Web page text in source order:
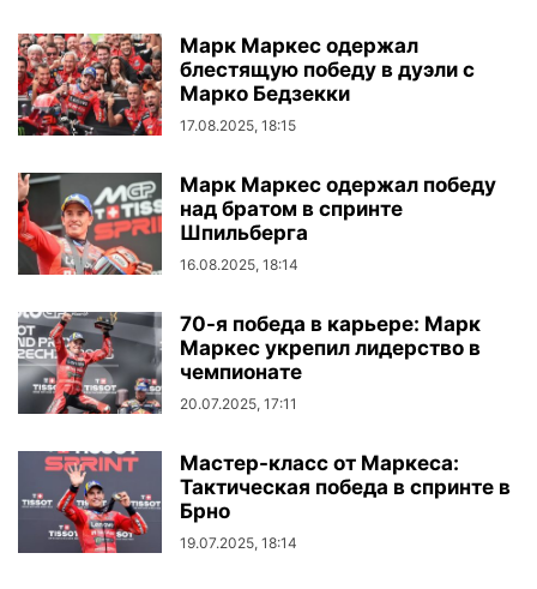
Марк Маркес одержал
блестящую победу в дуэли с
Марко Бедзекки
17.08.2025, 18:15
Марк Маркес одержал победу
над братом в спринте
Шпильберга
16.08.2025, 18:14
70-я победа в карьере: Марк
Маркес укрепил лидерство в
чемпионате
20.07.2025, 17:11
Мастер-класс от Маркеса:
Тактическая победа в спринте в
Брно
19.07.2025, 18:14